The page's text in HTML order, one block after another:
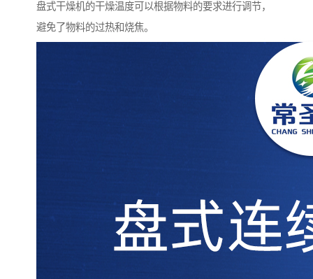
盘式干燥机的干燥温度可以根据物料的要求进行调节，
避免了物料的过热和烧焦。